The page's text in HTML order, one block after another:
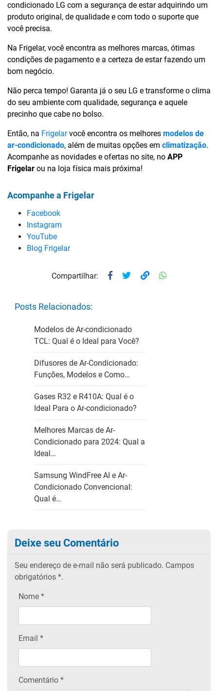
condicionado LG com a segurança de estar adquirindo um
produto original, de qualidade e com todo o suporte que
você precisa.
Na Frigelar, você encontra as melhores marcas, ótimas
condições de pagamento e a certeza de estar fazendo um
bom negócio.
Não perca tempo! Garanta já o seu LG e transforme o clima
do seu ambiente com qualidade, segurança e aquele
precinho que cabe no bolso.
Então, na Frigelarvocê encontra os melhores modelos de
ar-condicionado, além de muitas opções em climatização.
Acompanhe as novidades e ofertas no site, no APP
Frigelar ou na loja física mais próxima!
Acompanhe a Frigelar
Facebook
Instagram
YouTube
Blog Frigelar
Compartilhar:
Posts Relacionados:
Modelos de Ar-condicionado
TCL: Qual é o Ideal para Você?
Difusores de Ar-Condicionado:
Funções, Modelos e Como…
Gases R32 e R410A: Qual é o
Ideal Para o Ar-condicionado?
Melhores Marcas de Ar-
Condicionado para 2024: Qual a
Ideal…
Samsung WindFree AI e Ar-
Condicionado Convencional:
Qual é…
Deixe seu Comentário
Seu endereço de e-mail não será publicado. Campos
obrigatórios *.
Nome *
Email *
Comentário *